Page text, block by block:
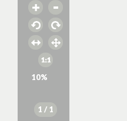
10%
1 / 1